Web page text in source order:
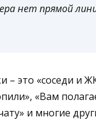
нет прямой
это «соседи и
«Вам
и многие